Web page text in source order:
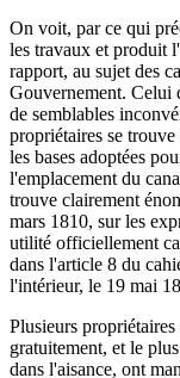
On voit, par ce qui
les travaux et produit
rapport, au sujet des
Gouvernement. Celui
de semblables
propriétaires se
les bases adoptées
l'emplacement du
trouve clairement
mars 1810, sur les
utilité officiellement
dans l'article 8 du
l'intérieur, le 19 mai
Plusieurs
gratuitement, et le
dans l'aisance, ont